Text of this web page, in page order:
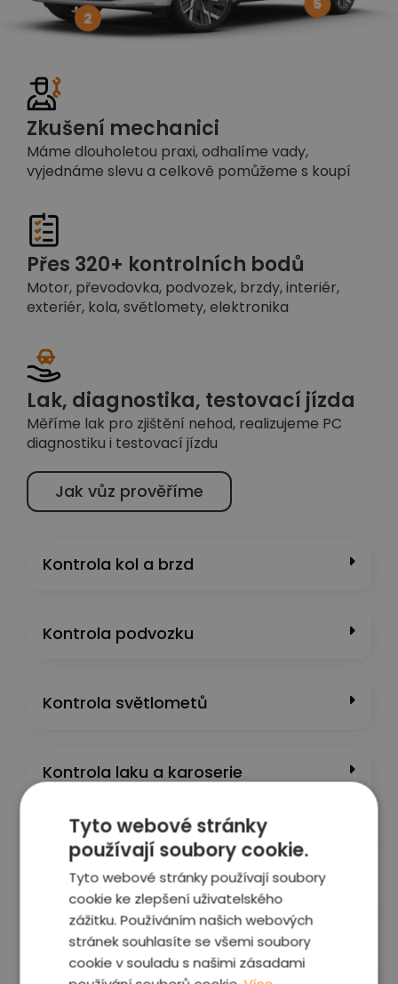
Zkušení mechanici
Máme dlouholetou praxi, odhalíme vady,
vyjednáme slevu a celkově pomůžeme s koupí
Přes 320+ kontrolních bodů
Motor, převodovka, podvozek, brzdy, interiér,
exteriér, kola, světlomety, elektronika
Lak, diagnostika, testovací jízda
Měříme lak pro zjištění nehod, realizujeme PC
diagnostiku i testovací jízdu
Jak vůz prověříme
2
5
Kontrola kol a brzd
Kontrola podvozku
Kontrola světlometů
Kontrola laku a karoserie
Kontrola interiéru a výbavy
Kontrola motoru a převodovky
Kontrola stavu kapalin a nádrží​
Tyto webové stránky
používají soubory cookie.
Tyto webové stránky používají soubory
cookie ke zlepšení uživatelského
zážitku. Používáním našich webových
stránek souhlasíte se všemi soubory
cookie v souladu s našimi zásadami